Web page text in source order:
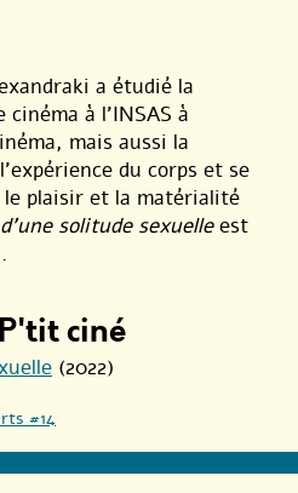
a étudié la
à l’INSAS à
mais aussi la
du corps et se
plaisir et la matérialité
solitude sexuelleest
ciné
(2022)
#14